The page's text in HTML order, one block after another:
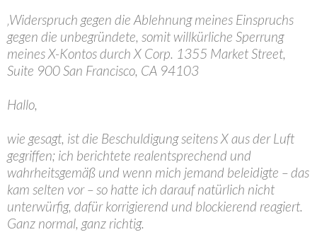
‚Widerspruch gegen die Ablehnung meines Einspruchs
gegen die unbegründete, somit willkürliche Sperrung
meines X-Kontos durch X Corp. 1355 Market Street,
Suite 900 San Francisco, CA 94103
Hallo,
wie gesagt, ist die Beschuldigung seitens X aus der Luft
gegriffen; ich berichtete realentsprechend und
wahrheitsgemäß und wenn mich jemand beleidigte – das
kam selten vor – so hatte ich darauf natürlich nicht
unterwürfig, dafür korrigierend und blockierend reagiert.
Ganz normal, ganz richtig.